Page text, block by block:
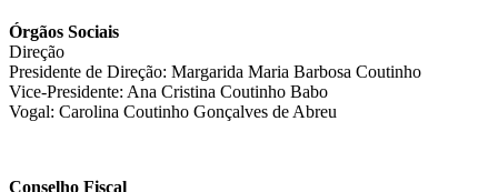
Órgãos Sociais
Direção
Presidente de Direção: Margarida Maria Barbosa Coutinho
Vice-Presidente: Ana Cristina Coutinho Babo
Vogal: Carolina Coutinho Gonçalves de Abreu
Conselho Fiscal